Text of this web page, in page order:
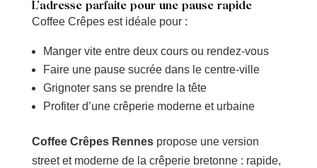
L’adresse parfaite pour une pause rapide
Coffee Crêpes est idéale pour :
Manger vite entre deux cours ou rendez-vous
Faire une pause sucrée dans le centre-ville
Grignoter sans se prendre la tête
Profiter d’une crêperie moderne et urbaine
Coffee Crêpes Rennespropose une version
street et moderne de la crêperie bretonne : rapide,